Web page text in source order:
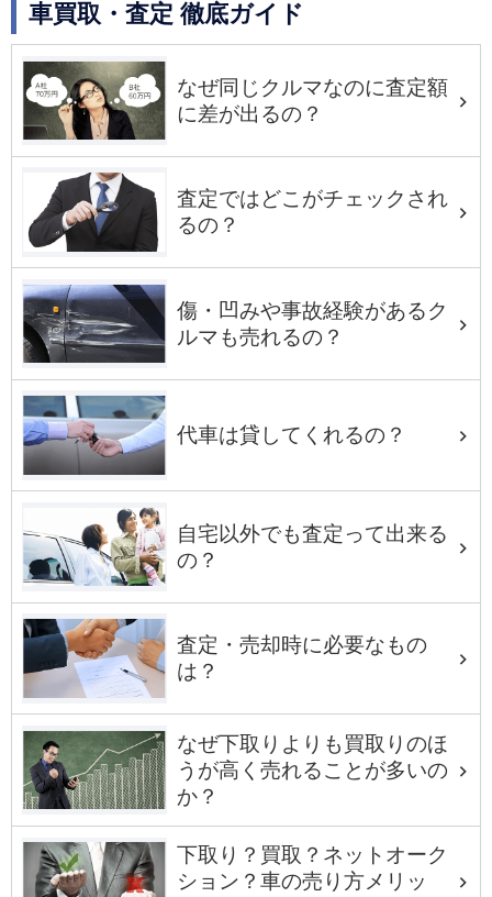
車買取・査定 徹底ガイド
なぜ同じクルマなのに査定額
に差が出るの？
査定ではどこがチェックされ
るの？
傷・凹みや事故経験があるク
ルマも売れるの？
代車は貸してくれるの？
自宅以外でも査定って出来る
の？
査定・売却時に必要なもの
は？
なぜ下取りよりも買取りのほ
うが高く売れることが多いの
か？
下取り？買取？ネットオーク
ション？車の売り方メリッ